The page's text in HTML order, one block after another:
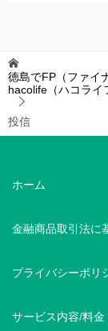
徳島でFP（ファイ
hacolife（ハコライ
投信
ホーム
金融商品取引法に
プライバシーポリ
サービス内容/料金